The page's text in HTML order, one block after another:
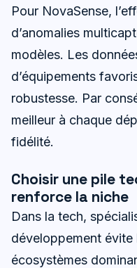
Pour NovaSense,
d’anomalies
modèles. Les
d’équipements
robustesse. Par
meilleur à chaque
fidélité.
Choisir une pile
renforce la niche
Dans la tech,
développement
écosystèmes